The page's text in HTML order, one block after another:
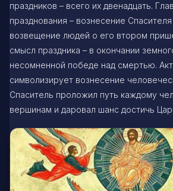
праздников – всего их двенадцать.
празднования – вознесение
возвещение людей о его втором
смысл праздника – в окончании
несомненной победе над смертью.
символизирует вознесение
Спаситель проложил путь каждому
вершинам и даровал шанс достичь